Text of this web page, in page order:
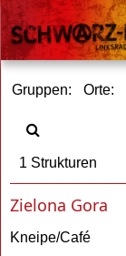
Gruppen: Orte:
1 Strukturen
Zielona Gora
Kneipe/Café